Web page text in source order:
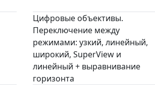
Цифровые объективы.
Переключение между
режимами: узкий, линейный,
широкий, SuperView и
линейный + выравнивание
горизонта